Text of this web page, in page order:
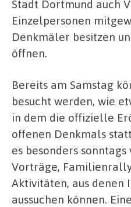
Stadt Dortmund auch
Einzelpersonen
Denkmäler besitzen
öffnen.
Bereits am Samstag
besucht werden, wie
in dem die offizielle
offenen Denkmals
es besonders
Vorträge,
Aktivitäten, aus denen
aussuchen können.